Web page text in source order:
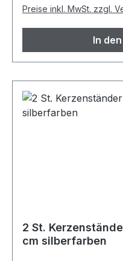
Preise inkl. MwSt. zzgl.
In
2 St.
cm silberfarben